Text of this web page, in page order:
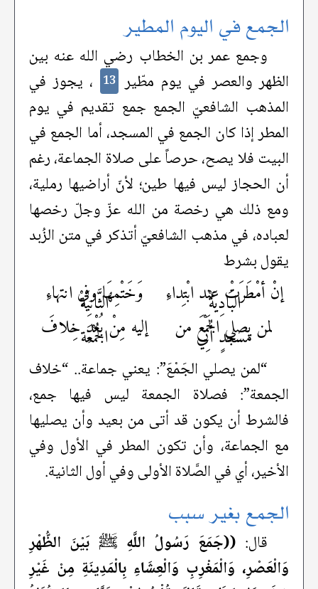
الجمع في اليوم المطير
وجمع عمر بن الخطاب رضي الله عنه بين
الظهر والعصر في يوم مطّير 13 ، يجوز في
المذهب الشافعيّ الجمع جمع تقديم في يوم
المطر إذا كان الجمع في المسجد، أما الجمع في
البيت فلا يصح، حرصاً على صلاة الجماعة، رغم
أن الحجاز ليس فيها طين؛ لأنّ أراضيها رملية،
ومع ذلك هي رخصة من الله عزّ وجلّ رخصها
لعباده، في مذهب الشافعيّ أتذكر في متن الزُبد
يقول بشرط
إنْ أمْطَرَتْ عند ابْتِداءِ
البَادِيَةْ وَخَتْمِهَا وفي انتهاءِ
الثَّانِيَةْ
لمن يصلي الجَمْعَ من
مسجدٍ أُتِي إليه مِنْ بُعْدٍ خِلافَ
الجُمْعَة
“لمن يصلي الجَمْعَ”: يعني جماعة.. “خلاف
الجمعة”: فصلاة الجمعة ليس فيها جمع،
فالشرط أن يكون قد أتى من بعيد وأن يصليها
مع الجماعة، وأن تكون المطر في الأول وفي
الأخير، أي في الصَّلاة الأولى وفي أول الثانية.
الجمع بغير سبب
قال: ((جَمَعَ رَسُولُ اللَّهِ ﷺ بَيْنَ الظُّهْرِ
وَالْعَصْرِ، وَالْمَغْرِبِ وَالْعِشَاءِ بِالْمَدِينَةِ مِنْ غَيْرِ